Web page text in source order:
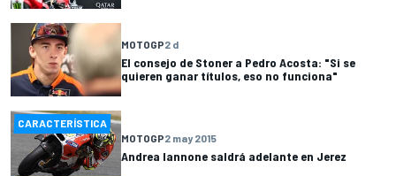
MOTOGP2 d
El consejo de Stoner a Pedro Acosta: "Si se
quieren ganar títulos, eso no funciona"
CARACTERÍSTICA
MOTOGP2 may 2015
Andrea Iannone saldrá adelante en Jerez